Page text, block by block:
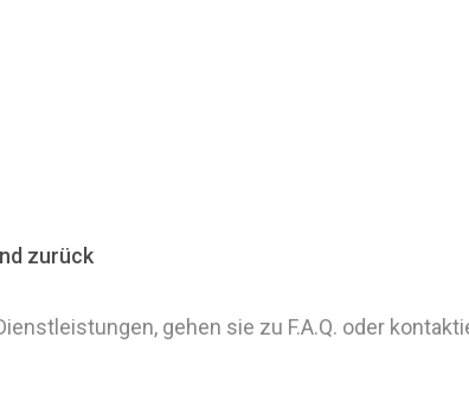
zurück
gehen sie zu F.A.Q. oder